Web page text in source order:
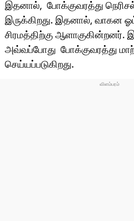
இதனால், போக்குவரத்து
இருக்கிறது. இதனால், வாகன
சிரமத்திற்கு ஆளாகுகின்றனர்.
அவ்வப்போது போக்குவரத்து
செய்யப்படுகிறது.